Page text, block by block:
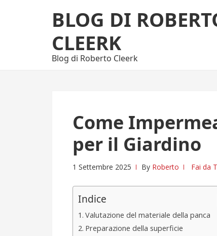
to
to
BLOG DI
CLEERK
Blog di Roberto Cleerk
Come
per il Giardino
1 Settembre 2025 By Roberto Fai da
Indice
Valutazione del materiale della panca
Preparazione della superficie